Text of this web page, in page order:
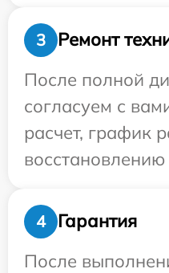
3
Ремонт
После полной
согласуем с
расчет, график
восстановлению
4
Гарантия
После